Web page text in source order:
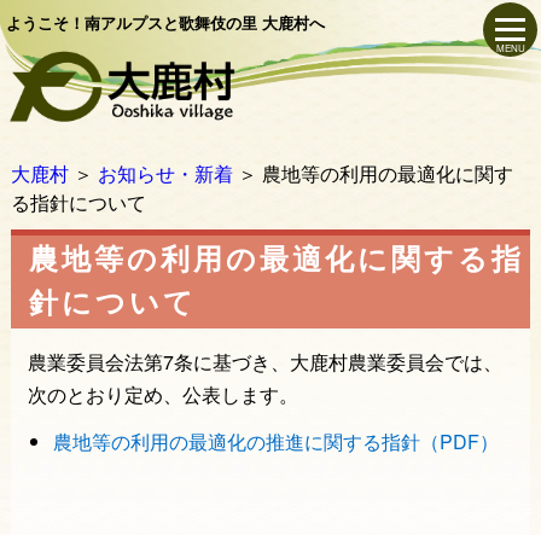
ようこそ！南アルプスと歌舞伎の里 大鹿村へ
MENU
大鹿村 ＞ お知らせ・新着＞ 農地等の利用の最適化に関す
る指針について
農地等の利用の最適化に関する指
針について
農業委員会法第7条に基づき、大鹿村農業委員会では、
次のとおり定め、公表します。
農地等の利用の最適化の推進に関する指針（PDF）